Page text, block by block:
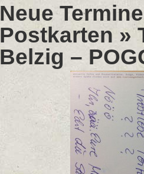
Neue
Postkarten »
Belzig –